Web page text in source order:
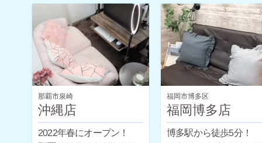
日体験だけでもお気軽に
お問い合わせください♪
那覇市泉崎
沖縄店
2022年春にオープン！
福岡市博多区
福岡博多店
博多駅から徒歩5分！